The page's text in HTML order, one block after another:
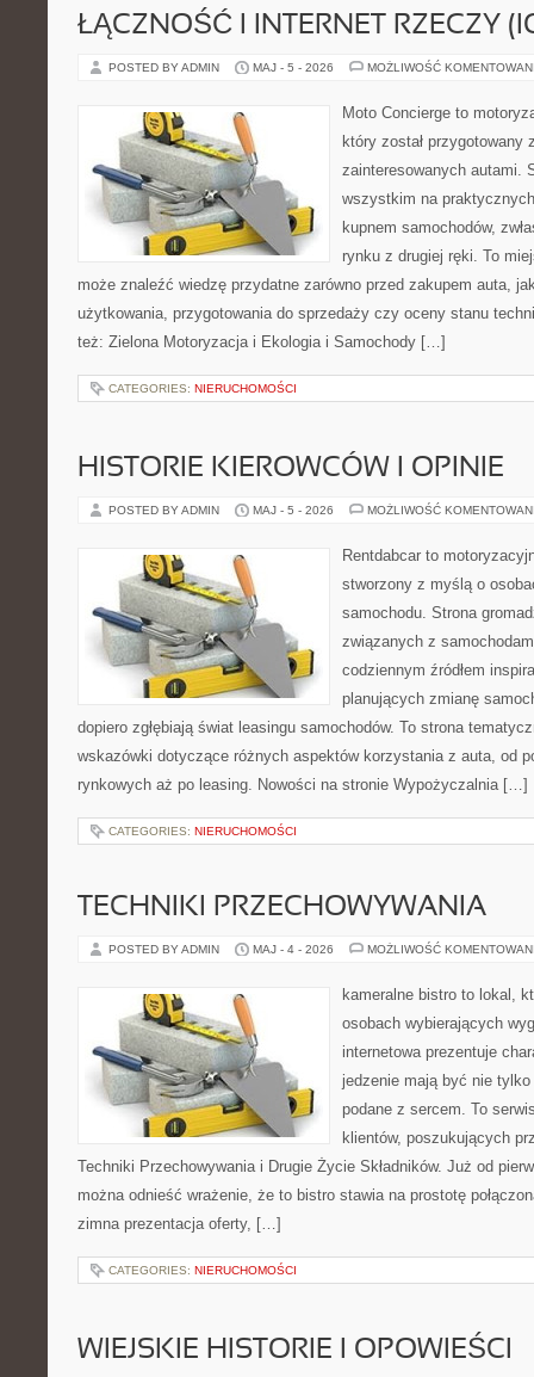
ŁĄCZNOŚĆ I INTERNET RZECZY
POSTED BY ADMIN MAJ - 5 - 2026 MOŻLIWOŚĆ
Moto Concierge to
który został przygotowany
zainteresowanych autami.
wszystkim na
kupnem samochodów,
rynku z drugiej ręki. To
może znaleźć wiedzę przydatne zarówno przed zakupem auta,
użytkowania, przygotowania do sprzedaży czy oceny stanu
też: Zielona Motoryzacja i Ekologia i Samochody […]
CATEGORIES: NIERUCHOMOŚCI
HISTORIE KIEROWCÓW I OPINIE
POSTED BY ADMIN MAJ - 5 - 2026 MOŻLIWOŚĆ
Rentdabcar to
stworzony z myślą o
samochodu. Strona
związanych z
codziennym źródłem
planujących zmianę
dopiero zgłębiają świat leasingu samochodów. To strona
wskazówki dotyczące różnych aspektów korzystania z auta, od
rynkowych aż po leasing. Nowości na stronie Wypożyczalnia […]
CATEGORIES: NIERUCHOMOŚCI
TECHNIKI PRZECHOWYWANIA
POSTED BY ADMIN MAJ - 4 - 2026 MOŻLIWOŚĆ
kameralne bistro to lokal,
osobach wybierających
internetowa prezentuje
jedzenie mają być nie
podane z sercem. To
klientów, poszukujących
Techniki Przechowywania i Drugie Życie Składników. Już od
można odnieść wrażenie, że to bistro stawia na prostotę
zimna prezentacja oferty, […]
CATEGORIES: NIERUCHOMOŚCI
WIEJSKIE HISTORIE I OPOWIEŚCI